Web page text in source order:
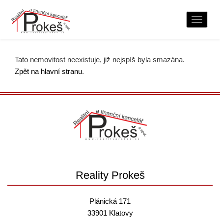
Tato nemovitost neexistuje, již nejspíš byla smazána.
Zpět na hlavní stranu.
Reality Prokeš
Plánická 171
33901 Klatovy